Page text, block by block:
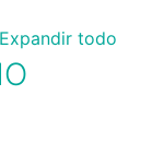
Expandir todo